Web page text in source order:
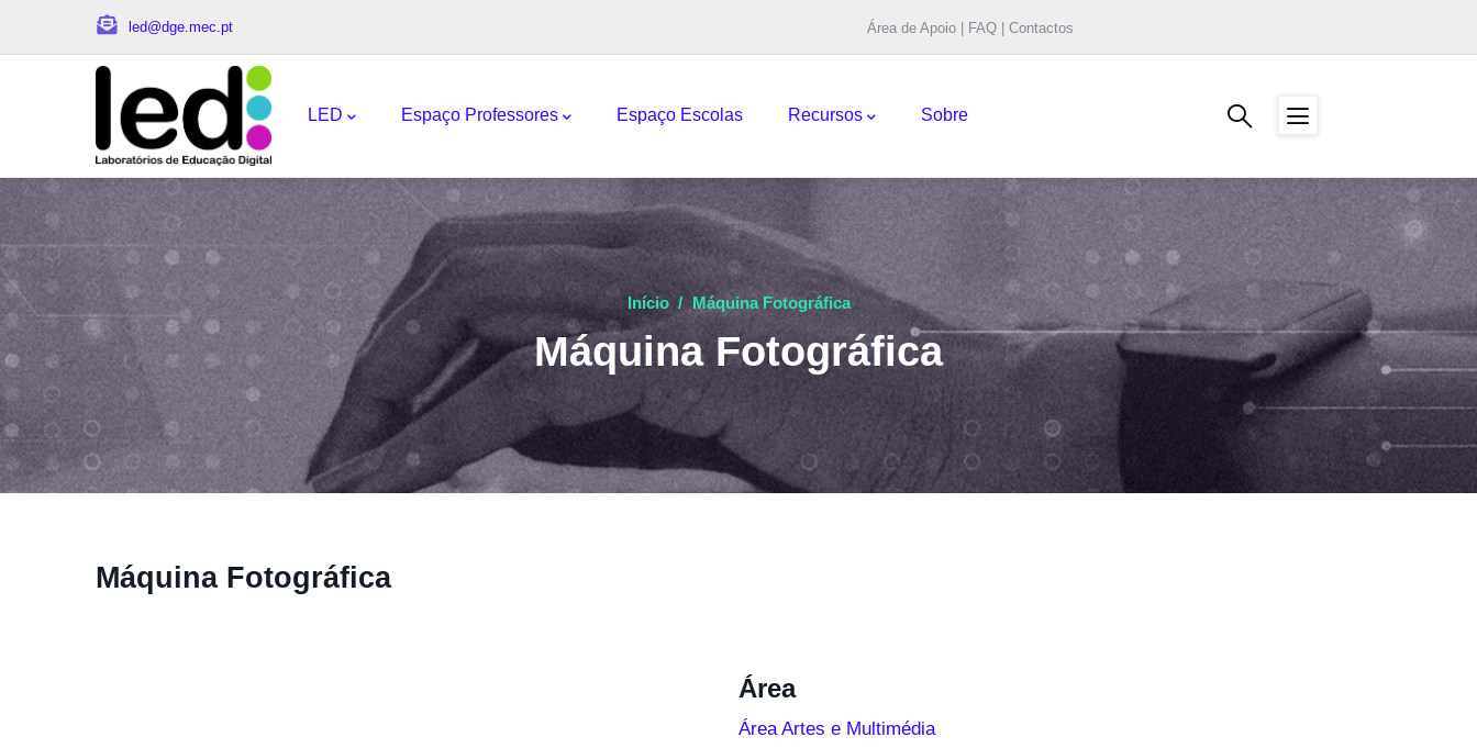
Passar para o conteúdo principal
led@dge.mec.pt Área de Apoio | FAQ | Contactos
LED Espaço Professores Espaço Escolas Recursos Sobre
Início / Máquina Fotográfica
Máquina Fotográfica
Máquina Fotográfica
Área
Área Artes e Multimédia